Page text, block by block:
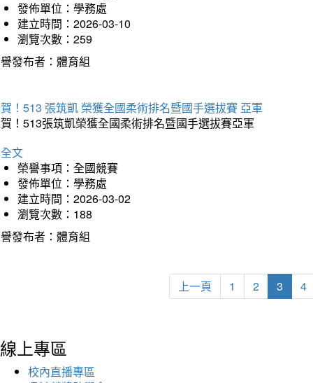
發佈單位：學務處
建立時間：2026-03-10
瀏覽次數：259
發布者：體育組
！513 張筑凱 榮獲全國柔術排名暨國手選拔賽 亞軍
！513張筑凱榮獲全國柔術排名暨國手選拔賽亞軍
文
榮譽事項：全國競賽
發佈單位：學務處
建立時間：2026-03-02
瀏覽次數：188
發布者：體育組
上一頁 1 2 3 4
線上專區
校內直播專區